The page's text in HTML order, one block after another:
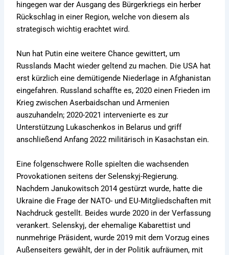
hingegen war der Ausgang des Bürgerkriegs ein herber
Rückschlag in einer Region, welche von diesem als
strategisch wichtig erachtet wird.
Nun hat Putin eine weitere Chance gewittert, um
Russlands Macht wieder geltend zu machen. Die USA hat
erst kürzlich eine demütigende Niederlage in Afghanistan
eingefahren. Russland schaffte es, 2020 einen Frieden im
Krieg zwischen Aserbaidschan und Armenien
auszuhandeln; 2020-2021 intervenierte es zur
Unterstützung Lukaschenkos in Belarus und griff
anschließend Anfang 2022 militärisch in Kasachstan ein.
Eine folgenschwere Rolle spielten die wachsenden
Provokationen seitens der Selenskyj-Regierung.
Nachdem Janukowitsch 2014 gestürzt wurde, hatte die
Ukraine die Frage der NATO- und EU-Mitgliedschaften mit
Nachdruck gestellt. Beides wurde 2020 in der Verfassung
verankert. Selenskyj, der ehemalige Kabarettist und
nunmehrige Präsident, wurde 2019 mit dem Vorzug eines
Außenseiters gewählt, der in der Politik aufräumen, mit